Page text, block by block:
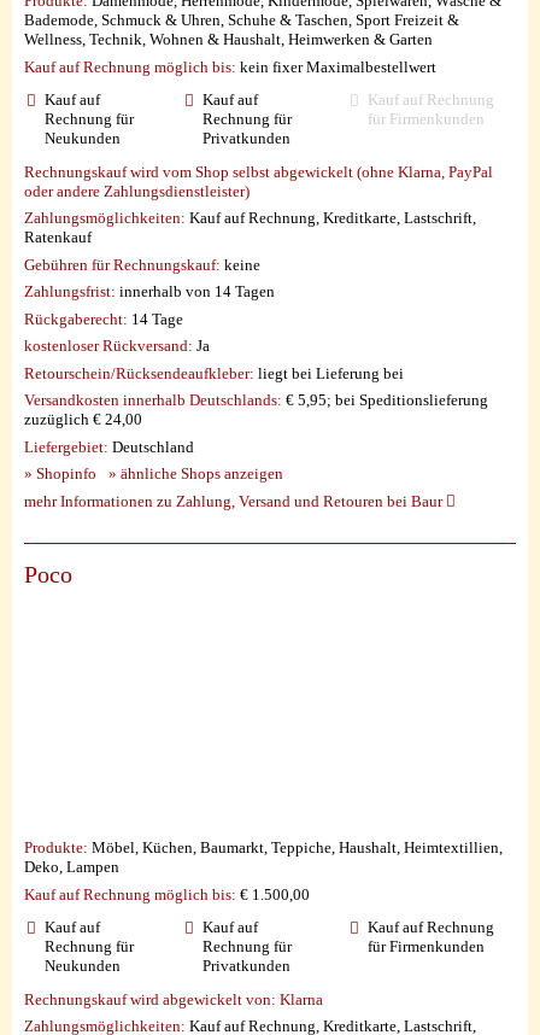
Bademode, Schmuck & Uhren, Schuhe & Taschen, Sport Freizeit &
Wellness, Technik, Wohnen & Haushalt, Heimwerken & Garten
Kauf auf Rechnung möglich bis: kein fixer Maximalbestellwert
Kauf auf
Rechnung für
Neukunden
Kauf auf
Rechnung für
Privatkunden
Kauf auf Rechnung
für Firmenkunden
Rechnungskauf wird vom Shop selbst abgewickelt (ohne Klarna, PayPal
oder andere Zahlungsdienstleister)
Zahlungsmöglichkeiten: Kauf auf Rechnung, Kreditkarte, Lastschrift,
Ratenkauf
Gebühren für Rechnungskauf: keine
Zahlungsfrist: innerhalb von 14 Tagen
Rückgaberecht: 14 Tage
kostenloser Rückversand: Ja
Retourschein/Rücksendeaufkleber: liegt bei Lieferung bei
Versandkosten innerhalb Deutschlands: € 5,95; bei Speditionslieferung
zuzüglich € 24,00
Liefergebiet: Deutschland
» Shopinfo
» ähnliche Shops anzeigen
mehr Informationen zu Zahlung, Versand und Retouren bei Baur
Poco
Produkte: Möbel, Küchen, Baumarkt, Teppiche, Haushalt, Heimtextillien,
Deko, Lampen
Kauf auf Rechnung möglich bis: € 1.500,00
Kauf auf
Rechnung für
Neukunden
Kauf auf
Rechnung für
Privatkunden
Kauf auf Rechnung
für Firmenkunden
Rechnungskauf wird abgewickelt von: Klarna
Zahlungsmöglichkeiten: Kauf auf Rechnung, Kreditkarte, Lastschrift,